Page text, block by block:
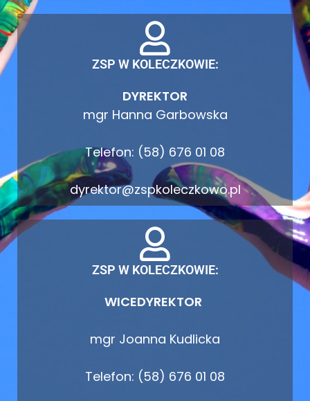
ZSP W KOLECZKOWIE:
DYREKTOR
mgr Hanna Garbowska
Telefon: (58) 676 01 08
dyrektor@zspkoleczkowo.pl
ZSP W KOLECZKOWIE:
WICEDYREKTOR
mgr Joanna Kudlicka
Telefon: (58) 676 01 08